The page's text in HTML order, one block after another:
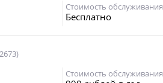
Стоимость обслуживания
Бесплатно
Стоимость обслуживания